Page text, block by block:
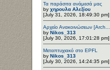
Τα παράσιτα ανάμεσά μας
by χηρουλα Αλεξίου
[July 31, 2026, 18:49:30 pm]
Αρχείο Ανακοινώσεων [Arch...
by Nikos_313
[July 30, 2026, 17:01:28 pm]
Μεταπτυχιακό στο EPFL
by Nikos_313
[July 30, 2026, 14:24:35 pm]